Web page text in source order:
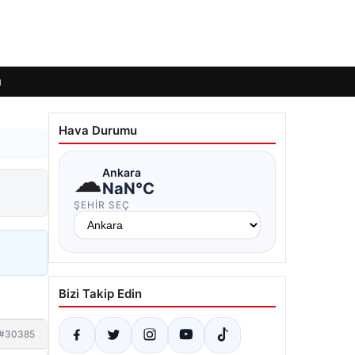
Hava Durumu
☁Ankara
NaN°C
ŞEHIR SEÇ
Bizi Takip Edin